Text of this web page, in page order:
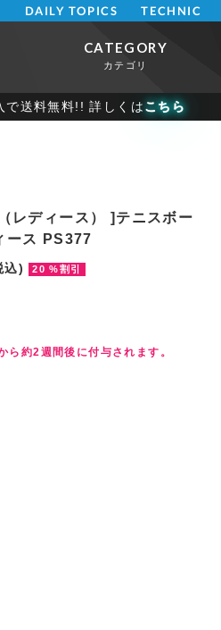
送料無料!! 詳しくはこちら
DAILY TOPICS TECHNIC
CATEGORY
カテゴリ
レディース） ]テニスボー
ース PS377
込)
20 %割引
約2週間後に付与されます。